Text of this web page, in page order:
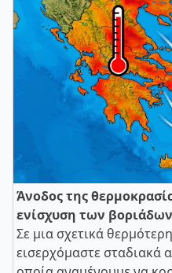
Άνοδος της
ενίσχυση των βοριάδων
Σε μια σχετικά
εισερχόμαστε σταδιακά